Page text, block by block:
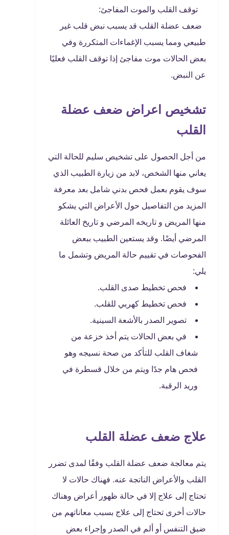
توقف القلب والموت المفاجئ:
ضعف عضلة القلب قد يسبب نبض قلب غير
طبيعي ومما يسبب الإغماءات المتكررة وفي
بعض الحالات موت مفاجئ إذا توقف القلب فعليًا
عن النبض.
تشخيص اعراض ضعف عضلة
القلب
من أجل الحصول على تشخيص سليم للحالة التي
يعاني منها الشخص، لابد من زيارة الطبيب الذي
سوف يقوم بعمل فحص بدني شامل بعد معرفة
المزيد من التفاصيل حول الأعراض التي يشكو
منها المريض و تاريخه المرضي و تاريخ العائلة
المرضي أيضًا. وقد يستعين الطبيب ببعض
الفحوصات في تقييم حالة المريض وتشمل ما
يلي:
فحص تخطيط صدى القلب.
فحص تخطيط كهربي للقلب.
تصوير الصدر بالأشعة السينية.
في بعض الحالات يتم أخذ خزعة من
شغاف القلب للتأكد من صحة نسيجه وهو
فحص هام جدًا ويتم من خلال قسطرة في
وريد الرقبة.
علاج ضعف عضلة القلب
يتم معالجة ضعف عضلة القلب وفقًا لمدى تضرر
القلب والأعراض الناتجة عنه. فهناك حالات لا
تحتاج إلى علاج إلا في حالة ظهور أعراض وهناك
حالات أخرى تحتاج إلى علاج بسبب معاناتهم من
ضيق التنفس أو ألم في الصدر وإجراء بعض